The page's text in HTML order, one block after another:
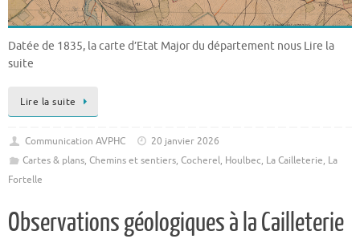
Datée de 1835, la carte d’Etat Major du département nous Lire la
suite
Lire la suite
Communication AVPHC
20 janvier 2026
Cartes & plans, Chemins et sentiers, Cocherel, Houlbec, La Cailleterie, La
Fortelle
Observations géologiques à la Cailleterie